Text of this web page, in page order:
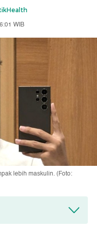
WIB
lebih maskulin. (Foto: